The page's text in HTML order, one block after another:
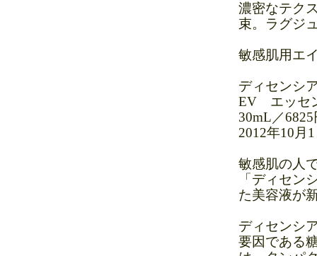
濃密なテク
束。ラグジ
敏感肌用エ
ディセンシ
EV エッセ
30mL／
2012年10月
敏感肌の人
「ディセン
た美容液が
ディセンシ
要因である